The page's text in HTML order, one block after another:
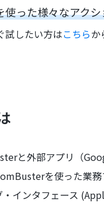
った様々なアク
試したい方はこちらか
と外部アプリ（
を使った業
・インタフェース